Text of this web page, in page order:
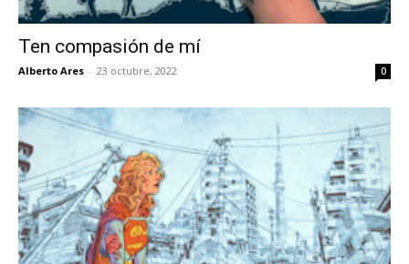
Ten compasión de mí
Alberto Ares - 23 octubre, 2022 0